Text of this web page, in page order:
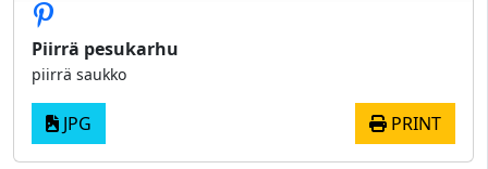
Piirrä pesukarhu
piirrä saukko
JPG PRINT